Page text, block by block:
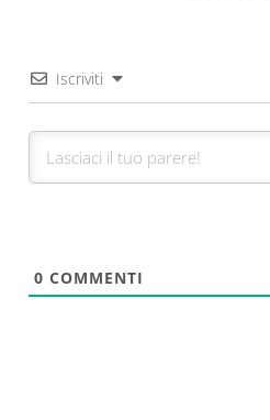
Iscriviti
0 COMMENTI